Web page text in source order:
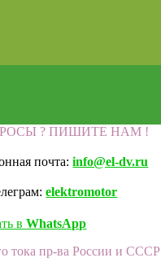
? ПИШИТЕ НАМ !
почта:info@el-dv.ru
elektromotor
вWhatsApp
тока пр-ва России и СССР